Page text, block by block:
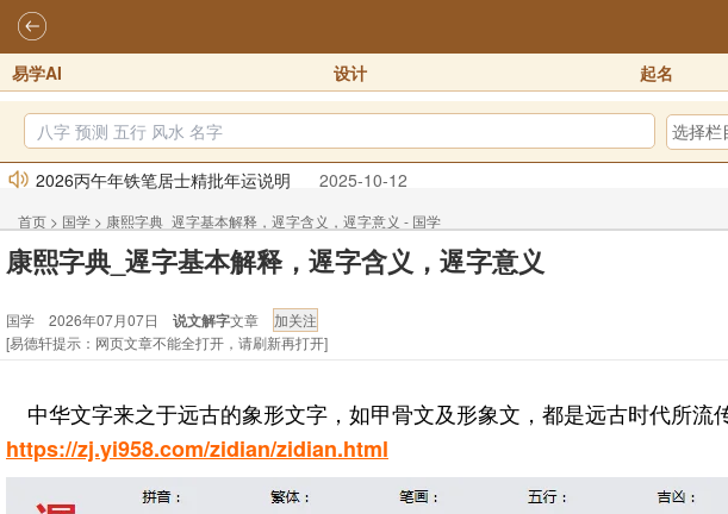
易学AI 设计 起名
2026丙午年铁笔居士精批年运说明
2025-10-12
易德轩首席风水大师铁笔居士简介！！
2021-9-2
易德轩通告：本网站易德轩商标及LOGO注册声明
2021-9-7
易德轩网重构及升能完成，欢迎大家来体验新程序及感觉！！
2026年化太岁锦囊属马、鼠、牛、龙、兔、狗、鸡生肖化太岁开始预订！！
首页 > 国学 > 康熙字典_遟字基本解释，遟字含义，遟字意义 - 国学
康熙字典_遟字基本解释，遟字含义，遟字意义
国学 2026年07月07日 说文解字文章
[易德轩提示：网页文章不能全打开，请刷新再打开]
中华文字来之于远古的象形文字，如甲骨文及形象文，都是远古时代所
https://zj.yi958.com/zidian/zidian.html